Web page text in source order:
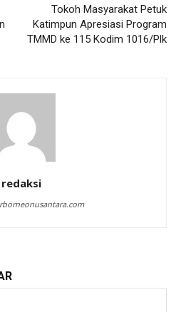
Tokoh Masyarakat Petuk
Katimpun Apresiasi Program
TMMD ke 115 Kodim 1016/Plk
redaksi